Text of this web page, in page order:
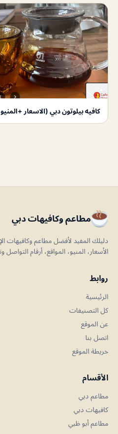
كافيه بيلوتون دبي (الاسعار
مطاعم وكافيهات دبي
دليلك المفيد لأفضل مطاعم وكافيهات
الأسعار، المنيو، المواقع، أرقام التواصل
روابط
الرئيسية
كل التصنيفات
عن الموقع
اتصل بنا
خريطة الموقع
الأقسام
مطاعم دبي
كافيهات دبي
مطاعم أبو ظبي